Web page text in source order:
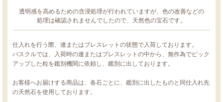
透明感を高めるための含浸処理が行われていますが、色の改善などの
処理は確認されませんでしたので、天然色の宝石です。
仕入れを行う際、連またはブレスレットの状態で入荷しております。
パスクルでは、入荷時の連またはブレスレットの中から、無作為でピック
アップした粒を鑑別機関に依頼し、鑑別に出しております。
お客様へお届けする商品は、各石ごとに、鑑別に出したものと同仕入れ先
の天然石を使用しております。